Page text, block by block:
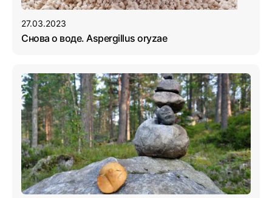
27.03.2023
Снова о воде. Aspergillus oryzae